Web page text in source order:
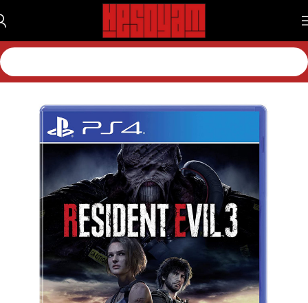
خانه بازی بازی پلی استیشن بازی پلی استیشن 4